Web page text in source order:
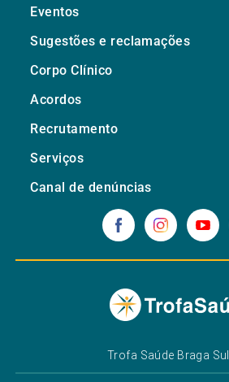
Eventos
Sugestões e reclamações
Corpo Clínico
Acordos
Recrutamento
Serviços
Canal de denúncias
Trofa Saúde Braga Sul